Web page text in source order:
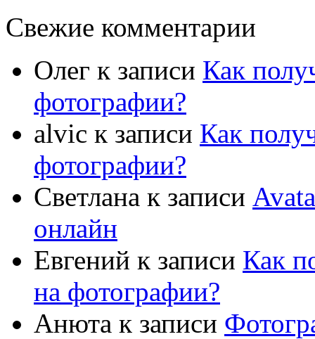
Свежие комментарии
Олег к записи Как
фотографии?
alvic к записи Как
фотографии?
Светлана к записи
онлайн
Евгений к записи Как
на фотографии?
Анюта к записи